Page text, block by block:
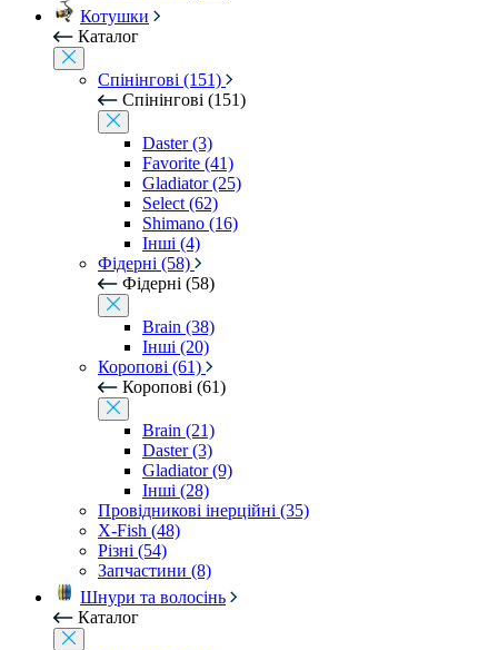
Котушки
Каталог
Спінінгові (151)
Спінінгові (151)
Daster (3)
Favorite (41)
Gladiator (25)
Select (62)
Shimano (16)
Інші (4)
Фідерні (58)
Фідерні (58)
Brain (38)
Інші (20)
Коропові (61)
Коропові (61)
Brain (21)
Daster (3)
Gladiator (9)
Інші (28)
Провідникові інерційні (35)
X-Fish (48)
Різні (54)
Запчастини (8)
Шнури та волосінь
Каталог